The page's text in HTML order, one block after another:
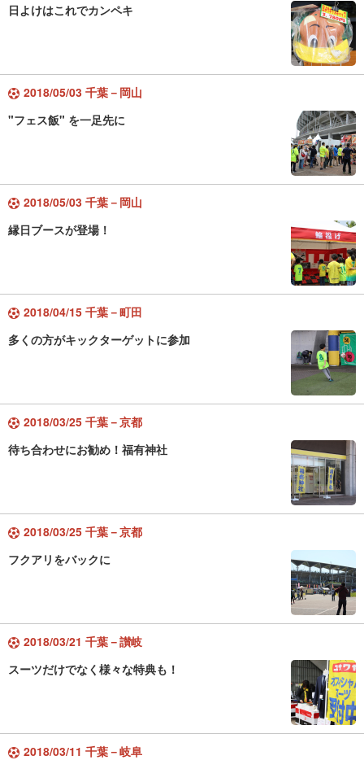
日よけはこれでカンペキ
2018/05/03 千葉－岡山
"フェス飯" を一足先に
2018/05/03 千葉－岡山
縁日ブースが登場！
2018/04/15 千葉－町田
多くの方がキックターゲットに参加
2018/03/25 千葉－京都
待ち合わせにお勧め！福有神社
2018/03/25 千葉－京都
フクアリをバックに
2018/03/21 千葉－讃岐
スーツだけでなく様々な特典も！
2018/03/11 千葉－岐阜